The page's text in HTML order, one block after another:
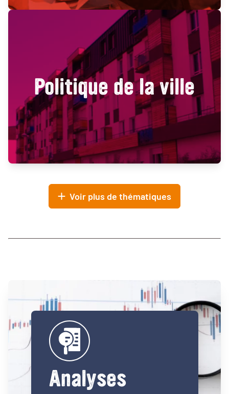
Politique de la ville
Voir plus de thématiques
Analyses